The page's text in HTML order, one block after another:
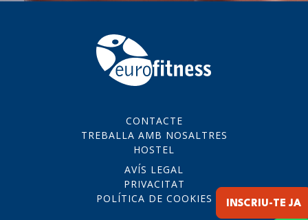
INSCRIU-TE JA
CONTACTE
TREBALLA AMB NOSALTRES
HOSTEL
AVÍS LEGAL
PRIVACITAT
POLÍTICA DE COOKIES